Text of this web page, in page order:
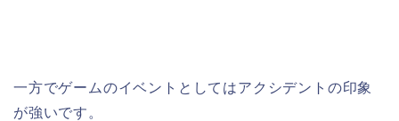
一方でゲームのイベントとしてはアクシデントの印象
が強いです。